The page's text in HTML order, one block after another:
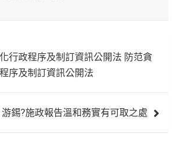
行政程序及制訂資訊公開法 防范貪
序及制訂資訊公開法
游錫?施政報告溫和務實有可取之處